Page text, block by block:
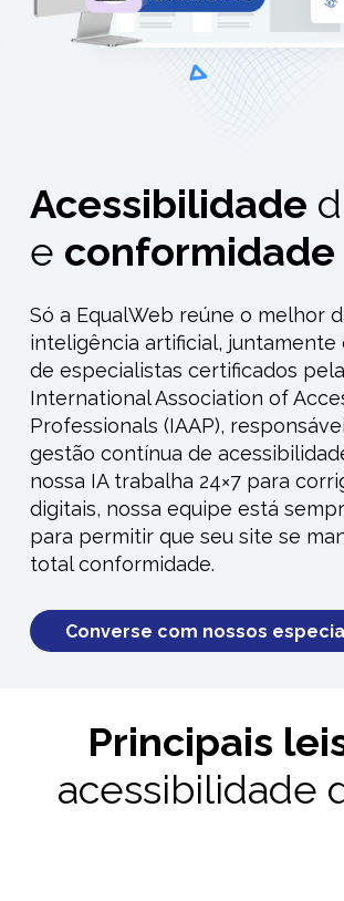
Acessibilidade
e conformidade
Só a EqualWeb reúne o melhor
inteligência artificial, juntamente
de especialistas certificados pela
International Association of
Professionals (IAAP),
gestão contínua de
nossa IA trabalha 24×7 para
digitais, nossa equipe está
para permitir que seu site se
total conformidade.
Converse com nossos
Principais
acessibilidade